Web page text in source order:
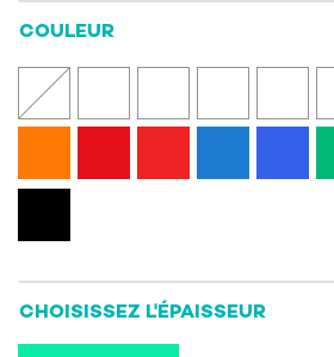
COULEUR
CHOISISSEZ L'ÉPAISSEUR